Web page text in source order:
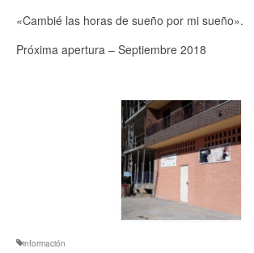
«Cambié las horas de sueño por mi sueño».
Próxima apertura – Septiembre 2018
información